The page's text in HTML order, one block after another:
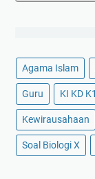
Agama Islam
Guru KI KD
Kewirausahaan
Soal Biologi X